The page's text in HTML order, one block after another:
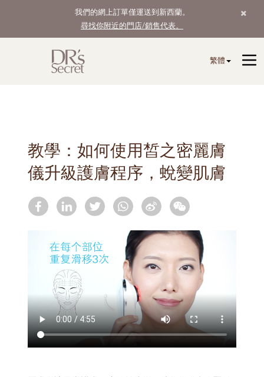
我們的網上訂單僅運送到新西蘭。
尋找你附近的門店/銷售代表。
繁體
教學：如何使用皙之密麗膚
儀升級護膚程序，蛻變肌膚